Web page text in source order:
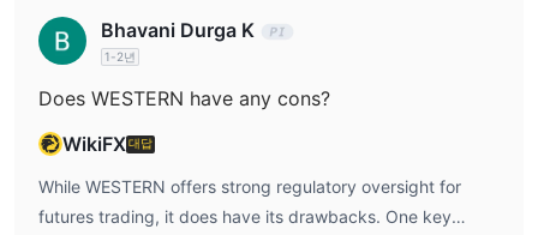
products like crude oil, iron ore, and sugar, and the
platform is designed for professional futures traders.
According to [Western Review], the platform’s strength lies
should be aware of its limited product offerings.
Bhavani Durga K
1-2년
Does WESTERN have any cons?
WikiFX대답
While WESTERN offers strong regulatory oversight for
futures trading, it does have its drawbacks. One key